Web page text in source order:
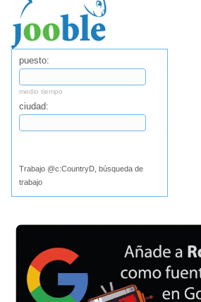
puesto:
medio tiempo
ciudad:
Trabajo @c:CountryD, búsqueda de
trabajo